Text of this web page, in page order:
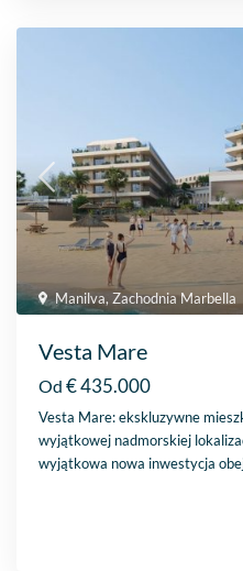
Manilva,Zachodnia Marbella
Vesta Mare
Od € 435.000
Vesta Mare: ekskluzywne
wyjątkowej nadmorskiej
wyjątkowa nowa inwestycja